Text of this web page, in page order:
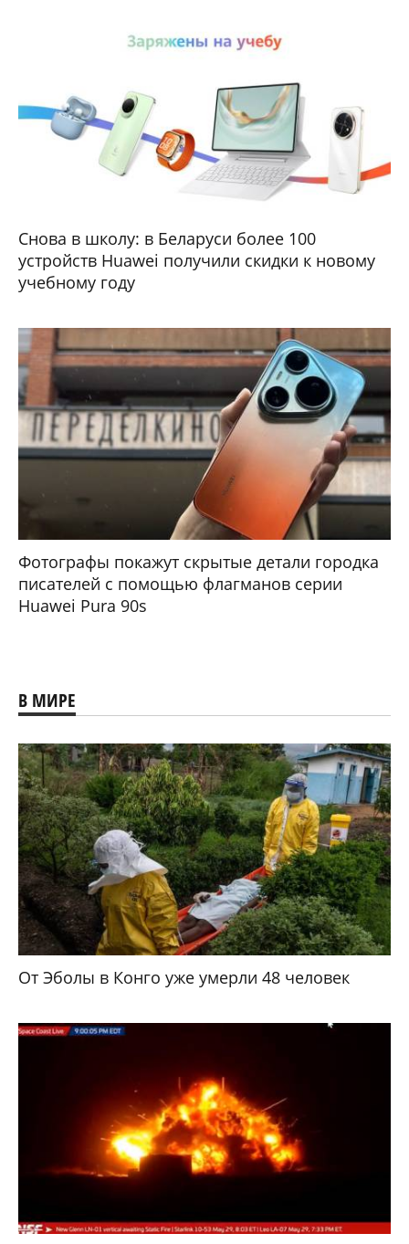
Снова в школу: в Беларуси более 100
устройств Huawei получили скидки к новому
учебному году
Фотографы покажут скрытые детали городка
писателей с помощью флагманов серии
Huawei Pura 90s
В МИРЕ
От Эболы в Конго уже умерли 48 человек